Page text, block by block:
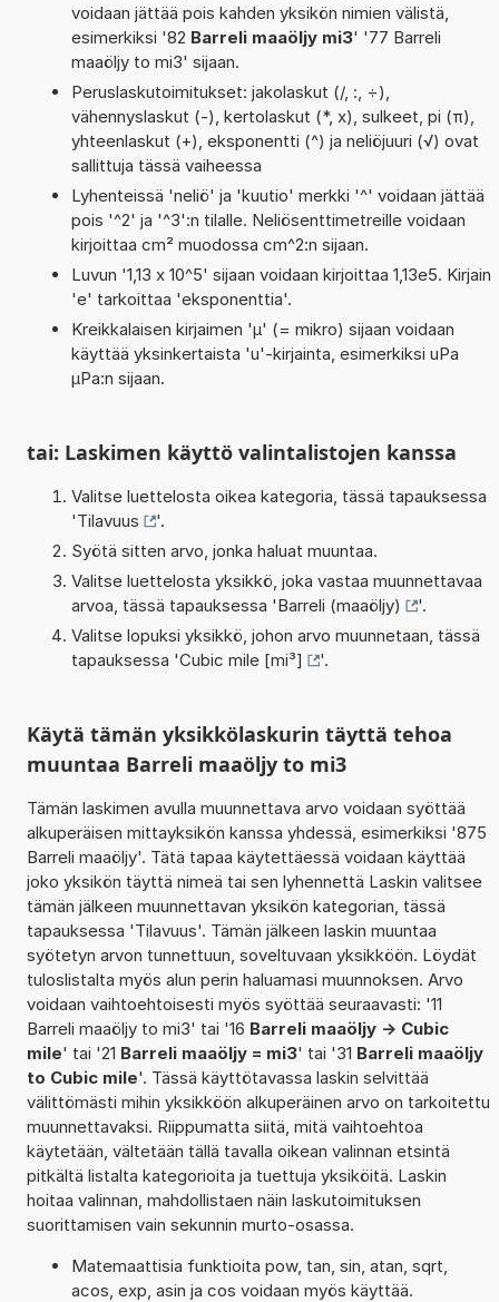
voidaan jättää pois kahden yksikön nimien välistä,
esimerkiksi '82 Barreli maaöljy mi3' '77 Barreli
maaöljy to mi3' sijaan.
Peruslaskutoimitukset: jakolaskut (/, :, ÷),
vähennyslaskut (-), kertolaskut (*, x), sulkeet, pi (π),
yhteenlaskut (+), eksponentti (^) ja neliöjuuri (√) ovat
sallittuja tässä vaiheessa
Lyhenteissä 'neliö' ja 'kuutio' merkki '^' voidaan jättää
pois '^2' ja '^3':n tilalle. Neliösenttimetreille voidaan
kirjoittaa cm² muodossa cm^2:n sijaan.
Luvun '1,13 x 10^5' sijaan voidaan kirjoittaa 1,13e5. Kirjain
'e' tarkoittaa 'eksponenttia'.
Kreikkalaisen kirjaimen 'µ' (= mikro) sijaan voidaan
käyttää yksinkertaista 'u'-kirjainta, esimerkiksi uPa
µPa:n sijaan.
tai: Laskimen käyttö valintalistojen kanssa
Valitse luettelosta oikea kategoria, tässä tapauksessa
'Tilavuus
'.
Syötä sitten arvo, jonka haluat muuntaa.
Valitse luettelosta yksikkö, joka vastaa muunnettavaa
arvoa, tässä tapauksessa 'Barreli (maaöljy)
'.
Valitse lopuksi yksikkö, johon arvo muunnetaan, tässä
tapauksessa 'Cubic mile [mi³] '.
Käytä tämän yksikkölaskurin täyttä tehoa
muuntaa Barreli maaöljy to mi3
Tämän laskimen avulla muunnettava arvo voidaan syöttää
alkuperäisen mittayksikön kanssa yhdessä, esimerkiksi '875
Barreli maaöljy'. Tätä tapaa käytettäessä voidaan käyttää
joko yksikön täyttä nimeä tai sen lyhennettä Laskin valitsee
tämän jälkeen muunnettavan yksikön kategorian, tässä
tapauksessa 'Tilavuus'. Tämän jälkeen laskin muuntaa
syötetyn arvon tunnettuun, soveltuvaan yksikköön. Löydät
tuloslistalta myös alun perin haluamasi muunnoksen. Arvo
voidaan vaihtoehtoisesti myös syöttää seuraavasti: '11
Barreli maaöljy to mi3' tai '16 Barreli maaöljy -> Cubic
mile' tai '21 Barreli maaöljy = mi3' tai '31 Barreli maaöljy
to Cubic mile'. Tässä käyttötavassa laskin selvittää
välittömästi mihin yksikköön alkuperäinen arvo on tarkoitettu
muunnettavaksi. Riippumatta siitä, mitä vaihtoehtoa
käytetään, vältetään tällä tavalla oikean valinnan etsintä
pitkältä listalta kategorioita ja tuettuja yksiköitä. Laskin
hoitaa valinnan, mahdollistaen näin laskutoimituksen
suorittamisen vain sekunnin murto-osassa.
Matemaattisia funktioita pow, tan, sin, atan, sqrt,
acos, exp, asin ja cos voidaan myös käyttää.